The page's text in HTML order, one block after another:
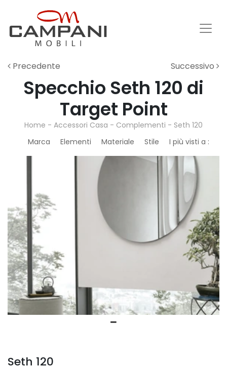
Precedente Successivo
Specchio Seth 120 di
Target Point
Home - Accessori Casa - Complementi - Seth 120
Marca
Elementi Materiale Stile I più visti a :
Seth 120